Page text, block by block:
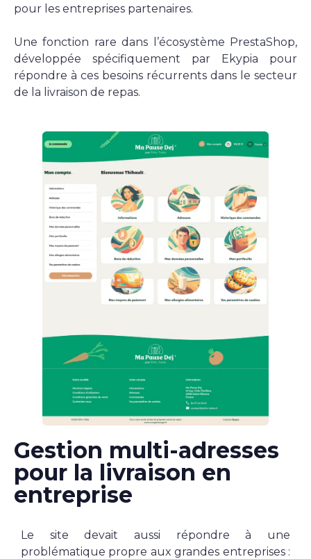
pour les entreprises partenaires.
Une fonction rare dans l’écosystème PrestaShop,
développée spécifiquement par Ekypia pour
répondre à ces besoins récurrents dans le secteur
de la livraison de repas.
Gestion multi-adresses
pour la livraison en
entreprise
Le site devait aussi répondre à une
problématique propre aux grandes entreprises :